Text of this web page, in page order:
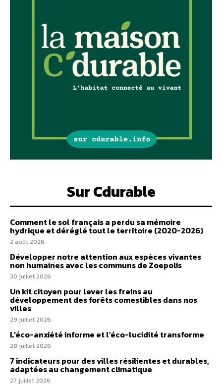
Sur Cdurable
Comment le sol français a perdu sa mémoire
hydrique et déréglé tout le territoire (2020-2026)
2 août 2026
Développer notre attention aux espèces vivantes
non humaines avec les communs de Zoepolis
30 juillet 2026
Un kit citoyen pour lever les freins au
développement des forêts comestibles dans nos
villes
29 juillet 2026
L’éco-anxiété informe et l’éco-lucidité transforme
28 juillet 2026
7 indicateurs pour des villes résilientes et durables,
adaptées au changement climatique
27 juillet 2026